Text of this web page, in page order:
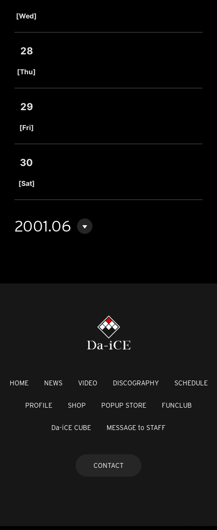
[Wed]
28
[Thu]
29
[Fri]
30
[Sat]
2001.06
HOME NEWS VIDEO DISCOGRAPHY SCHEDULE
PROFILE SHOP POPUP STORE FUNCLUB
Da-iCE CUBE MESSAGE to STAFF
CONTACT